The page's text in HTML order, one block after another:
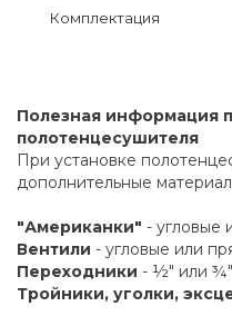
Комплектация
Полезная информация
полотенцесушителя
При установке
дополнительные
"Американки" - угловые
Вентили - угловые или
Переходники - ½" или ¾"
Тройники, уголки,